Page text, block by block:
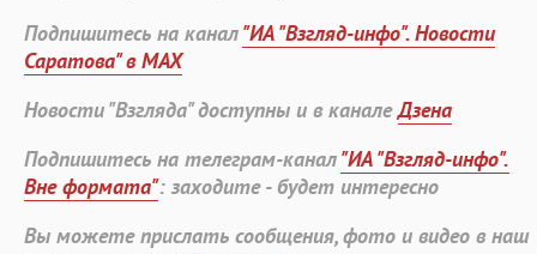
Подпишитесь на канал"ИА "Взгляд-инфо". Новости
Саратова" в MAX
Новости "Взгляда" доступны и в каналеДзена
Подпишитесь на телеграм-канал"ИА "Взгляд-инфо".
Вне формата": заходите - будет интересно
Вы можете прислать сообщения, фото и видео в наш